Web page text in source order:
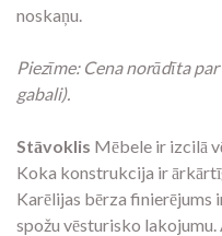
noskaņu.
Piezīme: Cena norādīta
gabali).
Stāvoklis Mēbele ir izcilā
Koka konstrukcija ir
Karēlijas bērza finierējums
spožu vēsturisko